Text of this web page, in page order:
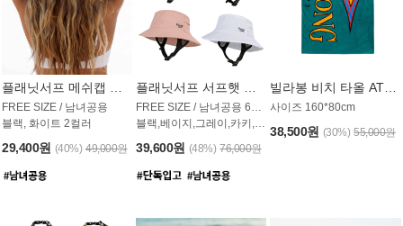
FREE SIZE / 남녀공용
블랙, 화이트 2컬러
29,400원 (40%) 49,000원
블랙,베이지,그레이,카키,핑크,화이트
39,600원 (48%) 76,000원
사이즈 160*80cm
38,500원 (30%) 55,000원